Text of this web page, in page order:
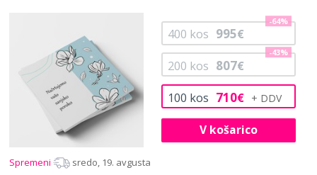
100 kos 710€
200 kos 807€
-43%
400 kos 995€
-64%
V košarico
Spremeni sredo, 19. avgusta